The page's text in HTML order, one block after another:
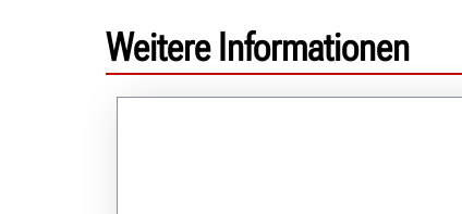
Weitere Informationen